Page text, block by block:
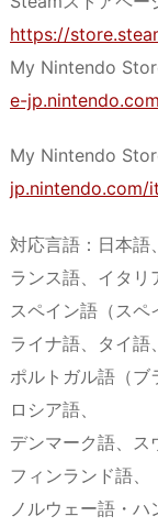
https://
My Nintendo
e-
My Nintendo
jp.nintendo.com/
対応言語：日本語
ランス語、イタリ
スペイン語（スペ
ライナ語、タイ語、
ポルトガル語（ブ
ロシア語、
デンマーク語、ス
フィンランド語、
ノルウェー語・